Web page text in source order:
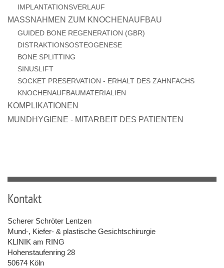
IMPLANTATIONSVERLAUF
MASSNAHMEN ZUM KNOCHENAUFBAU
GUIDED BONE REGENERATION (GBR)
DISTRAKTIONSOSTEOGENESE
BONE SPLITTING
SINUSLIFT
SOCKET PRESERVATION - ERHALT DES ZAHNFACHS
KNOCHENAUFBAUMATERIALIEN
KOMPLIKATIONEN
MUNDHYGIENE - MITARBEIT DES PATIENTEN
Kontakt
Scherer Schröter Lentzen
Mund-, Kiefer- & plastische Gesichtschirurgie
KLINIK am RING
Hohenstaufenring 28
50674 Köln